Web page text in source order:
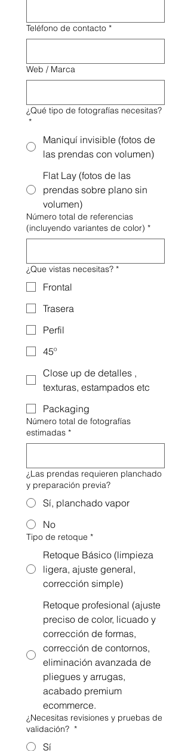
Teléfono de contacto *
Web / Marca
¿Qué tipo de fotografías necesitas?
*
Maniquí invisible (fotos de
las prendas con volumen)
Flat Lay (fotos de las
prendas sobre plano sin
volumen)
Número total de referencias
(incluyendo variantes de color) *
¿Que vistas necesitas? *
Frontal
Trasera
Perfil
45º
Close up de detalles ,
texturas, estampados etc
Packaging
Número total de fotografías
estimadas *
¿Las prendas requieren planchado
y preparación previa?
Sí, planchado vapor
No
Tipo de retoque *
Retoque Básico (limpieza
ligera, ajuste general,
corrección simple)
Retoque profesional (ajuste
preciso de color, licuado y
corrección de formas,
corrección de contornos,
eliminación avanzada de
pliegues y arrugas,
acabado premium
ecommerce.
¿Necesitas revisiones y pruebas de
validación? *
Sí